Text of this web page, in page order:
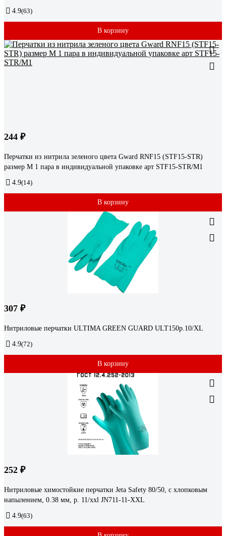
4.9(63)
В корзину
244 ₽
Перчатки из нитрила зеленого цвета Gward RNF15 (STF15-STR)
размер M 1 пара в индивидуальной упаковке арт STF15-STR/M1
4.9(14)
В корзину
307 ₽
Нитриловые перчатки ULTIMA GREEN GUARD ULT150р.10/XL
4.9(72)
В корзину
252 ₽
Нитриловые химостойкие перчатки Jeta Safety 80/50, с хлопковым
напылением, 0.38 мм, р. 11/xxl JN711-11-XXL
4.9(63)